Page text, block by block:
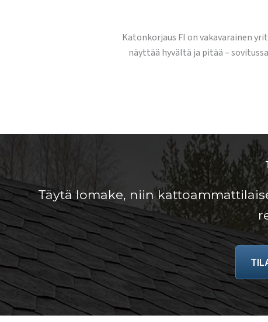
Katonkorjaus FI on vakavarainen
näyttää hyvältä ja pitää –
Täytä lomake, niin